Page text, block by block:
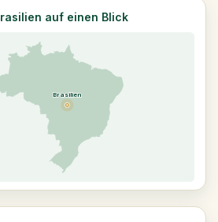
auf einen Blick
Brasilien